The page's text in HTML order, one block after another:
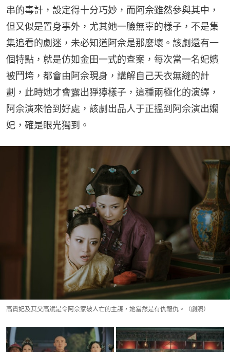
串的毒計，設定得十分巧妙，而阿佘雖然參與其中，
但又似是置身事外，尤其她一臉無辜的樣子，不是集
集追看的劇迷，未必知道阿佘是那麼壞。該劇還有一
個特點，就是仿如金田一式的查案，每次當一名妃嬪
被鬥垮，都會由阿佘現身，講解自己天衣無縫的計
劃，此時她才會露出猙獰樣子，這種兩極化的演繹，
阿佘演來恰到好處，該劇出品人于正搵到阿佘演出嫻
妃，確是眼光獨到。
高貴妃及其父高斌是令阿佘家破人亡的主謀，她當然是有仇報仇。（劇照）